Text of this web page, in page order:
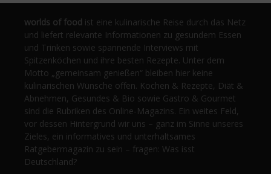
worlds of food ist eine kulinarische Reise durch das Netz
und liefert relevante Informationen zu gesundem Essen
und Trinken sowie spannende Interviews mit
Spitzenköchen und ihre besten Rezepte. Unter dem
Motto „gemeinsam genießen“ bleiben hier keine
kulinarischen Wünsche offen. Kochen & Rezepte, Diät &
Abnehmen, Gesundes & Bio sowie Gastro & Gourmet
sind die Rubriken des Online-Magazins. Ein weites Feld,
vor dessen Hintergrund wir uns – ganz im Sinne unseres
Zieles, ein informatives und unterhaltsames
Ratgebermagazin zu sein – fragen: Was isst
Deutschland?